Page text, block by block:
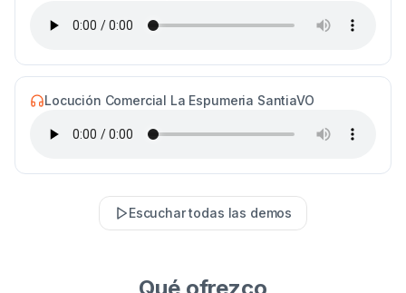
Locución Comercial La Espumeria SantiaVO
Escuchar todas las demos